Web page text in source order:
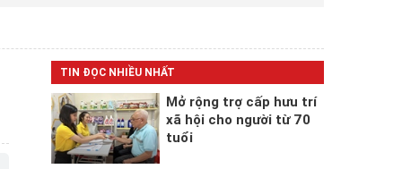
TIN ĐỌC NHIỀU NHẤT
Mở rộng trợ cấp hưu trí
xã hội cho người từ 70
tuổi